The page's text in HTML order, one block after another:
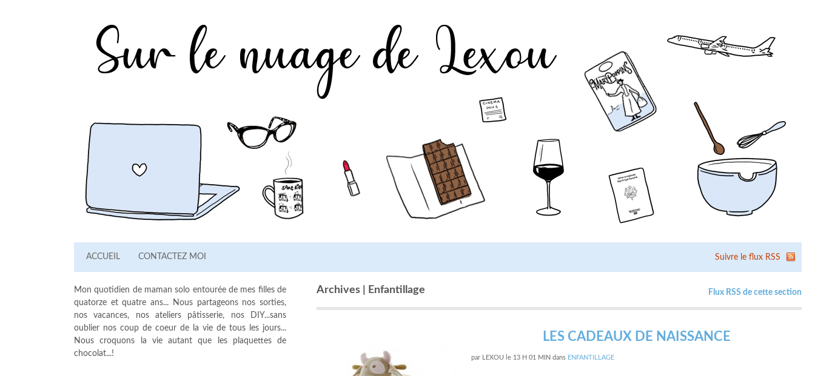
ACCUEIL CONTACTEZ MOI Suivre le flux RSS
Archives | Enfantillage Flux RSS de cette section
LES CADEAUX DE NAISSANCE
par LEXOU le 13 H 01 MIN dans ENFANTILLAGE
Mon quotidien de maman solo entourée de mes filles de
quatorze et quatre ans... Nous partageons nos sorties,
nos vacances, nos ateliers pâtisserie, nos DIY...sans
oublier nos coup de coeur de la vie de tous les jours...
Nous croquons la vie autant que les plaquettes de
chocolat...!